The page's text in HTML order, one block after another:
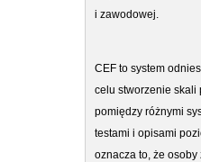
i zawodowej.
CEF to system
celu stworzenie skali
pomiędzy różnymi
testami i opisami
oznacza to, że osoby